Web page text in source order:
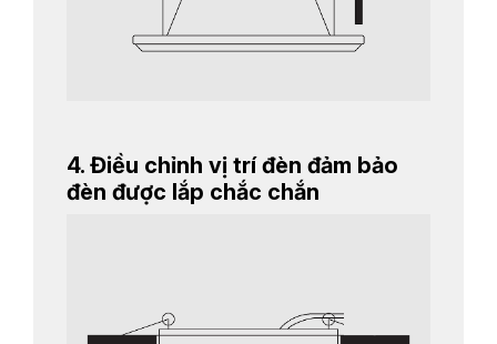
4. Điều chỉnh vị trí đèn đảm bảo
đèn được lắp chắc chắn